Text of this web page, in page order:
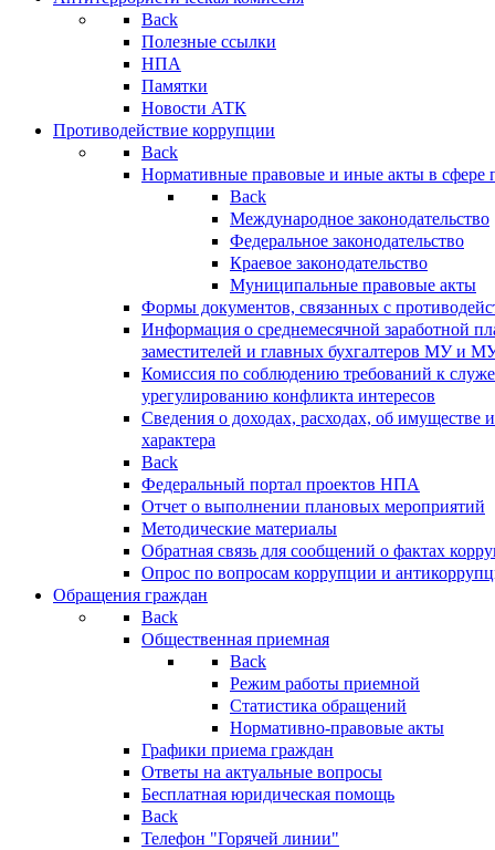
Back
Полезные ссылки
НПА
Памятки
Новости АТК
Противодействие коррупции
Back
Нормативные правовые и иные акты в сфере
Back
Международное законодательство
Федеральное законодательство
Краевое законодательство
Муниципальные правовые акты
Формы документов, связанных с
Информация о среднемесячной заработной
заместителей и главных бухгалтеров МУ и
Комиссия по соблюдению требований к
урегулированию конфликта интересов
Сведения о доходах, расходах, об имуществе
характера
Back
Федеральный портал проектов НПА
Отчет о выполнении плановых мероприятий
Методические материалы
Обратная связь для сообщений о фактах
Опрос по вопросам коррупции и
Обращения граждан
Back
Общественная приемная
Back
Режим работы приемной
Статистика обращений
Нормативно-правовые акты
Графики приема граждан
Ответы на актуальные вопросы
Бесплатная юридическая помощь
Back
Телефон "Горячей линии"